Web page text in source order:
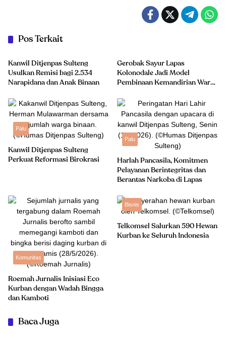
Pos Terkait
Hukum-Kriminal
Kanwil Ditjenpas Sulteng
Usulkan Remisi bagi 2.534
Narapidana dan Anak Binaan
Gerobak Sayur Lapas
Kolonodale Jadi Model
Pembinaan Kemandirian Warga
Palu
Kanwil Ditjenpas Sulteng
Perkuat Reformasi Birokrasi
Palu
Harlah Pancasila, Komitmen
Pelayanan Berintegritas dan
Berantas Narkoba di Lapas
Komunitas
Roemah Jurnalis Inisiasi Eco
Kurban dengan Wadah Bingga
dan Kamboti
Bisnis
Telkomsel Salurkan 590 Hewan
Kurban ke Seluruh Indonesia
Baca Juga